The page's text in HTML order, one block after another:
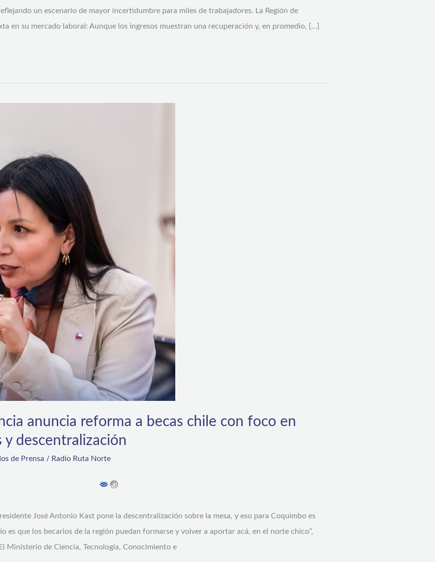
un escenario de mayor incertidumbre para miles de trabajadores. La Región de
en su mercado laboral: Aunque los ingresos muestran una recuperación y, en promedio, […]
anuncia reforma a becas chile con foco en
y descentralización
de Prensa / Radio Ruta Norte
José Antonio Kast pone la descentralización sobre la mesa, y eso para Coquimbo es
es que los becarios de la región puedan formarse y volver a aportar acá, en el norte chico”,
Ministerio de Ciencia, Tecnología, Conocimiento e